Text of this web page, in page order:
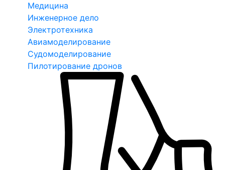
Медицина
Инженерное дело
Электротехника
Авиамоделирование
Судомоделирование
Пилотирование дронов